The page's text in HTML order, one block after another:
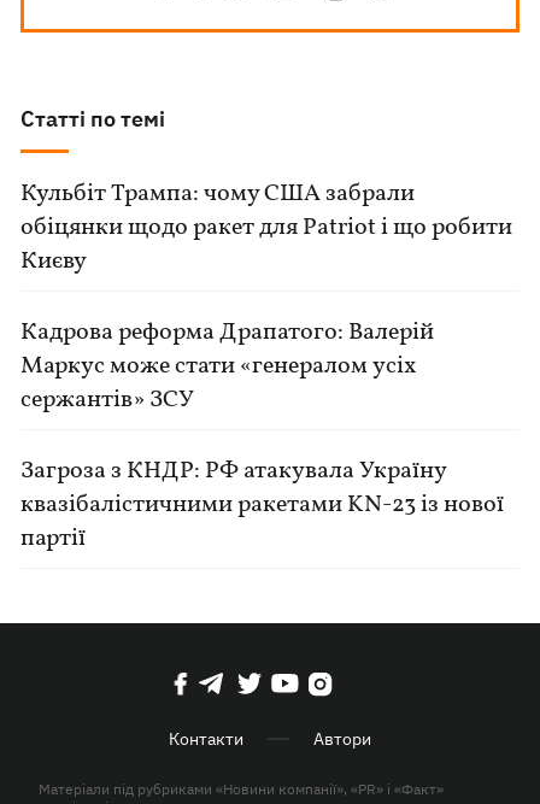
Статті по темі
Кульбіт Трампа: чому США забрали
обіцянки щодо ракет для Patriot і що робити
Києву
Кадрова реформа Драпатого: Валерій
Маркус може стати «генералом усіх
сержантів» ЗСУ
Загроза з КНДР: РФ атакувала Україну
квазібалістичними ракетами KN-23 із нової
партії
Контакти Автори
Матеріали під рубриками «Новини компанії», «PR» і «Факт»